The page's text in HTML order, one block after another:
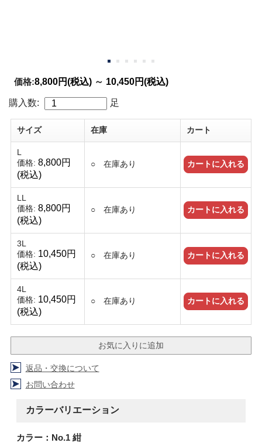
価格:8,800円(税込) ～ 10,450円(税込)
購入数: 足
サイズ 在庫 カート
L
価格: 8,800円
(税込)
○ 在庫あり
LL
価格: 8,800円
(税込)
○ 在庫あり
3L
価格: 10,450円
(税込)
○ 在庫あり
4L
価格: 10,450円
(税込)
○ 在庫あり
返品・交換について
お問い合わせ
カラーバリエーション
カラー：No.1 紺